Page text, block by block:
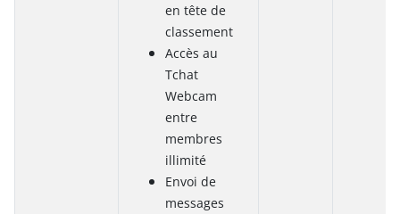
en tête de
classement
Accès au
Tchat
Webcam
entre
membres
illimité
Envoi de
messages